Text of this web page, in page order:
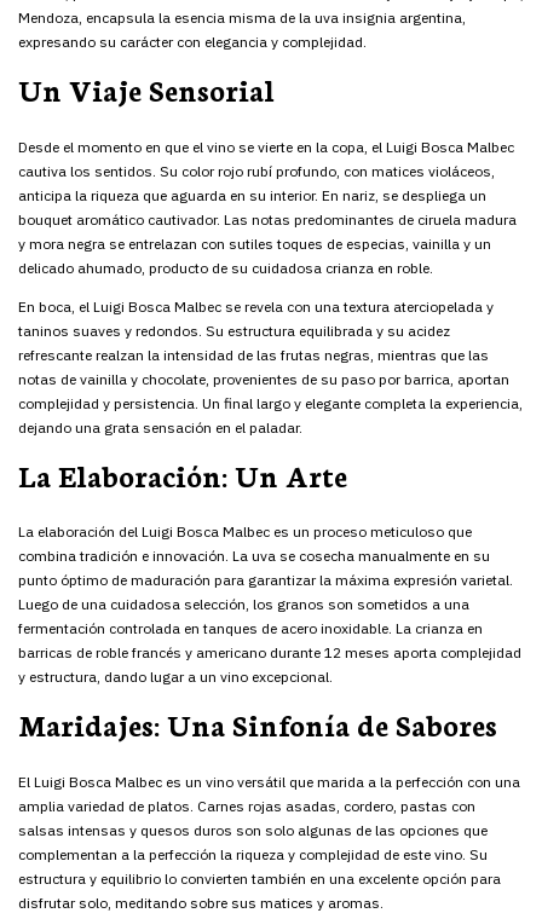
Mendoza, encapsula la esencia misma de la uva insignia argentina,
expresando su carácter con elegancia y complejidad.
Un Viaje Sensorial
Desde el momento en que el vino se vierte en la copa, el Luigi Bosca Malbec
cautiva los sentidos. Su color rojo rubí profundo, con matices violáceos,
anticipa la riqueza que aguarda en su interior. En nariz, se despliega un
bouquet aromático cautivador. Las notas predominantes de ciruela madura
y mora negra se entrelazan con sutiles toques de especias, vainilla y un
delicado ahumado, producto de su cuidadosa crianza en roble.
En boca, el Luigi Bosca Malbec se revela con una textura aterciopelada y
taninos suaves y redondos. Su estructura equilibrada y su acidez
refrescante realzan la intensidad de las frutas negras, mientras que las
notas de vainilla y chocolate, provenientes de su paso por barrica, aportan
complejidad y persistencia. Un final largo y elegante completa la experiencia,
dejando una grata sensación en el paladar.
La Elaboración: Un Arte
La elaboración del Luigi Bosca Malbec es un proceso meticuloso que
combina tradición e innovación. La uva se cosecha manualmente en su
punto óptimo de maduración para garantizar la máxima expresión varietal.
Luego de una cuidadosa selección, los granos son sometidos a una
fermentación controlada en tanques de acero inoxidable. La crianza en
barricas de roble francés y americano durante 12 meses aporta complejidad
y estructura, dando lugar a un vino excepcional.
Maridajes: Una Sinfonía de Sabores
El Luigi Bosca Malbec es un vino versátil que marida a la perfección con una
amplia variedad de platos. Carnes rojas asadas, cordero, pastas con
salsas intensas y quesos duros son solo algunas de las opciones que
complementan a la perfección la riqueza y complejidad de este vino. Su
estructura y equilibrio lo convierten también en una excelente opción para
disfrutar solo, meditando sobre sus matices y aromas.